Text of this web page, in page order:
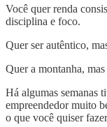
Você quer renda
disciplina e foco.
Quer ser autêntico,
Quer a montanha,
Há algumas semanas
empreendedor muito
o que você quiser